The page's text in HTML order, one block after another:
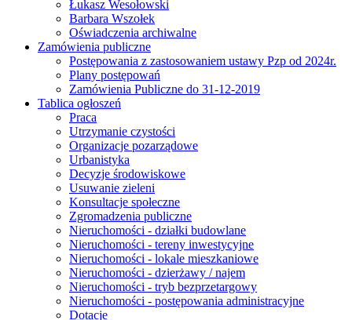
Łukasz Wesołowski
Barbara Wszołek
Oświadczenia archiwalne
Zamówienia publiczne
Postępowania z zastosowaniem ustawy Pzp od 2024r.
Plany postępowań
Zamówienia Publiczne do 31-12-2019
Tablica ogłoszeń
Praca
Utrzymanie czystości
Organizacje pozarządowe
Urbanistyka
Decyzje środowiskowe
Usuwanie zieleni
Konsultacje społeczne
Zgromadzenia publiczne
Nieruchomości - działki budowlane
Nieruchomości - tereny inwestycyjne
Nieruchomości - lokale mieszkaniowe
Nieruchomości - dzierżawy / najem
Nieruchomości - tryb bezprzetargowy
Nieruchomości - postępowania administracyjne
Dotacje